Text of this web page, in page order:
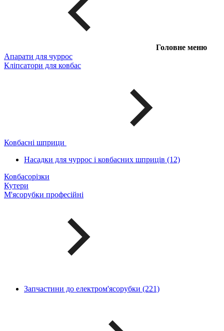
Головне меню
Апарати для чуррос
Кліпсатори для ковбас
Ковбасні шприци
Насадки для чуррос і ковбасних шприців (12)
Ковбасорізки
Кутери
М'ясорубки професійні
Запчастини до електром'ясорубки (221)